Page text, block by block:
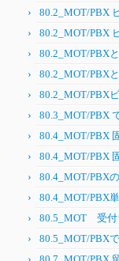
80.2_MOT/PBX
80.2_MOT/PBX
80.2_MOT/PBX
80.2_MOT/PBX
80.2_MOT/PBX
80.3_MOT/PBX
80.4_MOT/PBX
80.4_MOT/PBX
80.4_MOT/PBX
80.4_MOT/PBX
80.5_MOT 受付
80.5_MOT/PBX